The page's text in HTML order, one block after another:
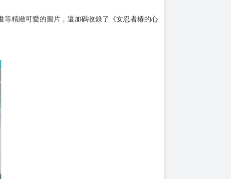
料以及導演赤城博昭、人物設計高野綾、總作畫
精緻可愛的圖片，還加碼收錄了《女忍者椿的心